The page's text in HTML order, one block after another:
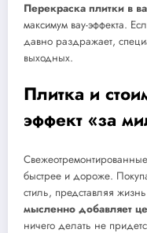
Перекраска плитки в
максимум вау-эффекта.
давно раздражает,
выходных.
Плитка и
эффект «за
быстрее и дороже.
стиль, представляя
мысленно добавляет
ничего делать не